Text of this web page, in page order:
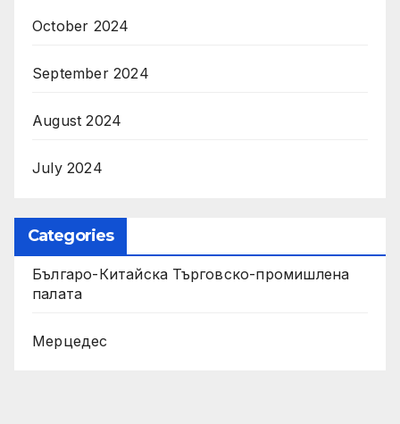
October 2024
September 2024
August 2024
July 2024
Categories
Българо-Китайска Търговско-промишлена
палaта
Мерцедес